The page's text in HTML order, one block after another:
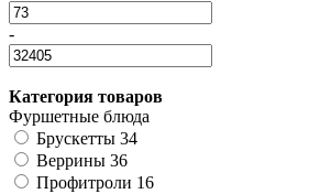
-
Категория товаров
Фуршетные блюда
Брускетты 34
Веррины 36
Профитроли 16